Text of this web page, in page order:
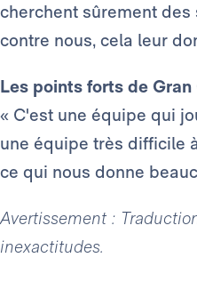
cherchent sûrement
contre nous, cela leur
Les points forts de Gran
« C'est une équipe qui
une équipe très difficile
ce qui nous donne
Avertissement :
inexactitudes.